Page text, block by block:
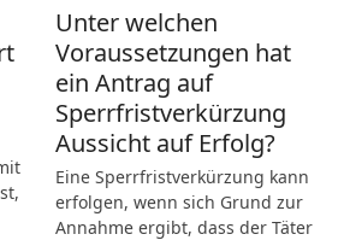
Unter welchen
Voraussetzungen hat
ein Antrag auf
Sperrfristverkürzung
Aussicht auf Erfolg?
Eine Sperrfristverkürzung kann
erfolgen, wenn sich Grund zur
Annahme ergibt, dass der Täter